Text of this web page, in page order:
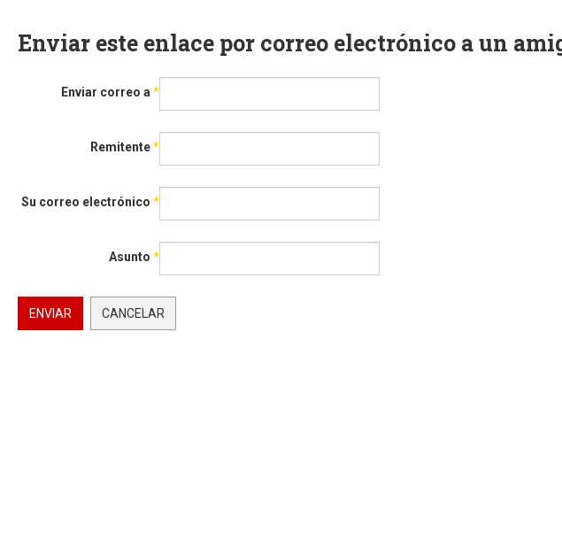
Enviar este enlace por correo electrónico a un
Enviar correo a *
Remitente*
Su correo electrónico *
Asunto *
ENVIAR CANCELAR